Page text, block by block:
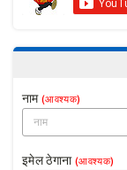
नाम(आवश्यक)
इमेल ठेगाना(आवश्यक)